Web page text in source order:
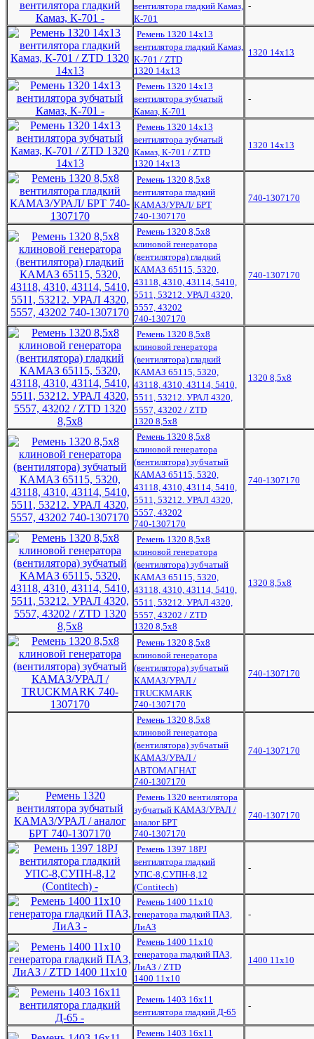
вентилятора гладкий Камаз,
К-701
-
Ремень 1320 14х13
вентилятора гладкий Камаз,
К-701 / ZTD
1320 14х13
1320 14х13
Ремень 1320 14х13
вентилятора зубчатый
Камаз, К-701
-
Ремень 1320 14х13
вентилятора зубчатый
Камаз, К-701 / ZTD
1320 14х13
1320 14х13
Ремень 1320 8,5х8
вентилятора гладкий
КАМАЗ/УРАЛ/ БРТ
740-1307170
740-1307170
Ремень 1320 8,5х8
клиновой генератора
(вентилятора) гладкий
КАМАЗ 65115, 5320,
43118, 4310, 43114, 5410,
5511, 53212. УРАЛ 4320,
5557, 43202
740-1307170
740-1307170
Ремень 1320 8,5х8
клиновой генератора
(вентилятора) гладкий
КАМАЗ 65115, 5320,
43118, 4310, 43114, 5410,
5511, 53212. УРАЛ 4320,
5557, 43202 / ZTD
1320 8,5х8
1320 8,5х8
Ремень 1320 8,5х8
клиновой генератора
(вентилятора) зубчатый
КАМАЗ 65115, 5320,
43118, 4310, 43114, 5410,
5511, 53212. УРАЛ 4320,
5557, 43202
740-1307170
740-1307170
Ремень 1320 8,5х8
клиновой генератора
(вентилятора) зубчатый
КАМАЗ 65115, 5320,
43118, 4310, 43114, 5410,
5511, 53212. УРАЛ 4320,
5557, 43202 / ZTD
1320 8,5х8
1320 8,5х8
Ремень 1320 8,5х8
клиновой генератора
(вентилятора) зубчатый
КАМАЗ/УРАЛ /
TRUCKMARK
740-1307170
740-1307170
Ремень 1320 8,5х8
клиновой генератора
(вентилятора) зубчатый
КАМАЗ/УРАЛ /
АВТОМАГНАТ
740-1307170
740-1307170
Ремень 1320 вентилятора
зубчатый КАМАЗ/УРАЛ /
аналог БРТ
740-1307170
740-1307170
Ремень 1397 18PJ
вентилятора гладкий
УПС-8,СУПН-8,12
(Contitech)
-
Ремень 1400 11х10
генератора гладкий ПАЗ,
ЛиАЗ
-
Ремень 1400 11х10
генератора гладкий ПАЗ,
ЛиАЗ / ZTD
1400 11х10
1400 11х10
Ремень 1403 16x11
вентилятора гладкий Д-65
-
Ремень 1403 16x11